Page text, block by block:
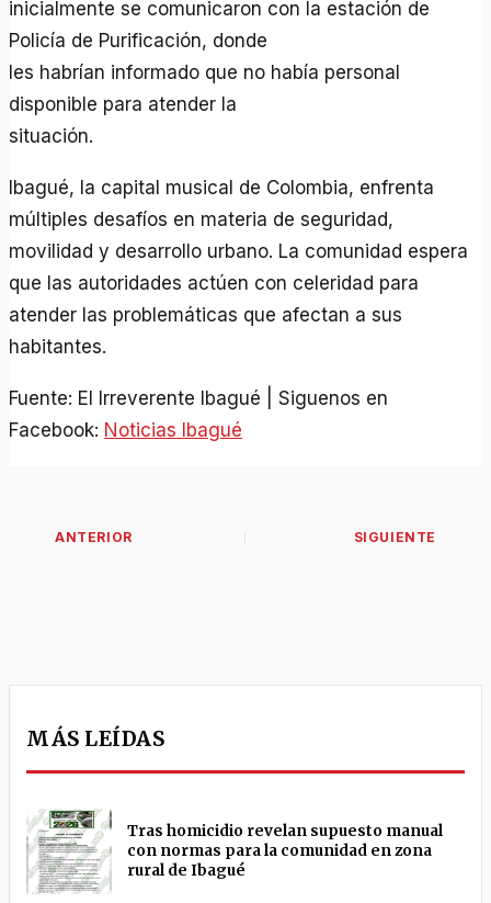
inicialmente se comunicaron con la estación de
Policía de Purificación, donde
les habrían informado que no había personal
disponible para atender la
situación.
Ibagué, la capital musical de Colombia, enfrenta
múltiples desafíos en materia de seguridad,
movilidad y desarrollo urbano. La comunidad espera
que las autoridades actúen con celeridad para
atender las problemáticas que afectan a sus
habitantes.
Fuente: El Irreverente Ibagué | Siguenos en
Facebook: Noticias Ibagué
MÁS LEÍDAS
Tras homicidio revelan supuesto manual
con normas para la comunidad en zona
rural de Ibagué